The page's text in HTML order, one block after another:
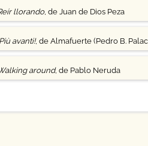
llorando, de Juan de Dios Peza
avanti!, de Almafuerte (Pedro B.
around, de Pablo Neruda